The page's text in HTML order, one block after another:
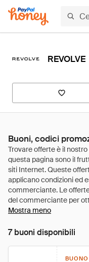
REVOLVE
Buoni, codici
Mostra meno
7 buoni disponibili